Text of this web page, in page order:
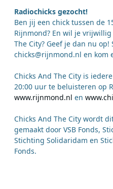
Radiochicks gezocht!
Ben jij een chick tussen de
Rijnmond? En wil je
The City? Geef je dan nu
chicks@rijnmond.nl en kom
Chicks And The City is
20:00 uur te beluisteren op
www.rijnmond.nl en
Chicks And The City wordt
gemaakt door VSB Fonds,
Stichting Solidaridam en
Fonds.